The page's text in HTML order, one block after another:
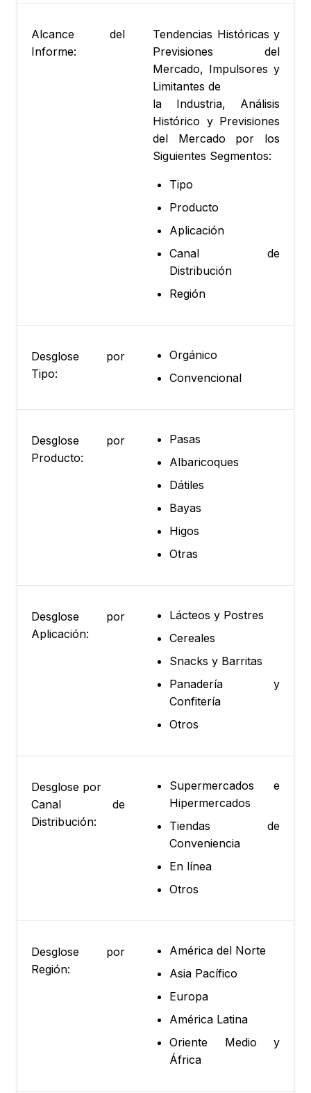
Alcance del
Informe:
Tendencias Históricas y
Previsiones del
Mercado, Impulsores y
Limitantes de
la Industria, Análisis
Histórico y Previsiones
del Mercado por los
Siguientes Segmentos:
Tipo
Producto
Aplicación
Canal de
Distribución
Región
Desglose por
Tipo:
Orgánico
Convencional
Desglose por
Producto:
Pasas
Albaricoques
Dátiles
Bayas
Higos
Otras
Desglose por
Aplicación:
Lácteos y Postres
Cereales
Snacks y Barritas
Panadería y
Confitería
Otros
Desglose por
Canal de
Distribución:
Supermercados e
Hipermercados
Tiendas de
Conveniencia
En línea
Otros
Desglose por
Región:
América del Norte
Asia Pacífico
Europa
América Latina
Oriente Medio y
África